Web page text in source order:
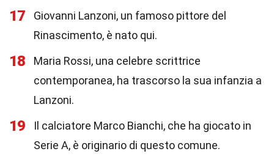
17
Giovanni Lanzoni, un famoso pittore del
Rinascimento, è nato qui.
18
Maria Rossi, una celebre scrittrice
contemporanea, ha trascorso la sua infanzia a
Lanzoni.
19
Il calciatore Marco Bianchi, che ha giocato in
Serie A, è originario di questo comune.